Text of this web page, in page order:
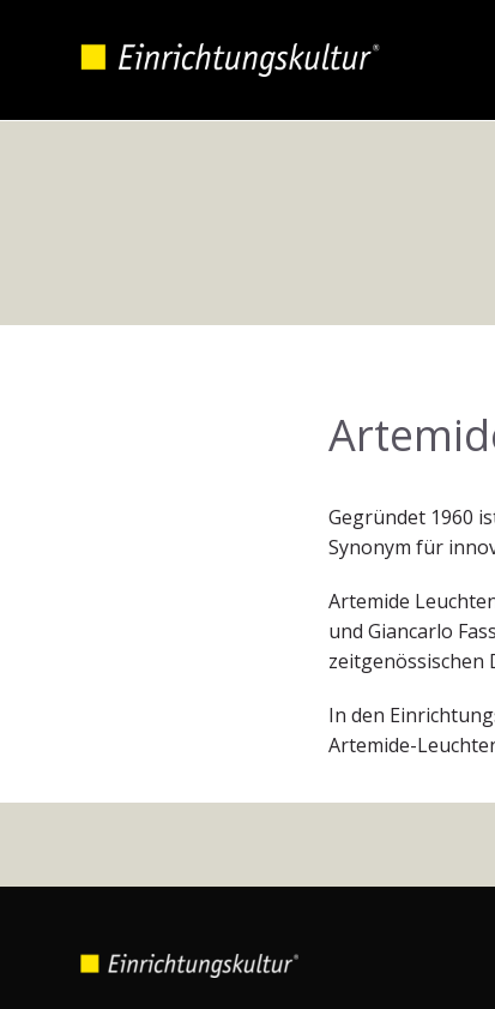
Gegründet 1960
Synonym für
Artemide
und Giancarlo
zeitgenössischen
In den
Artemide-